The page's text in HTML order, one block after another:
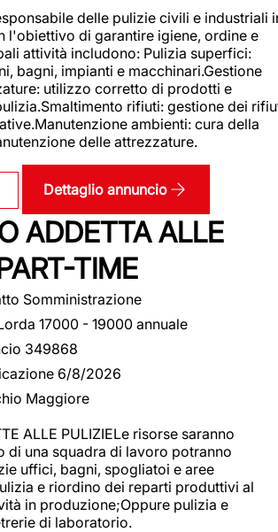
delle pulizie civili e industriali
l'obiettivo di garantire igiene, ordine e
attività includono: Pulizia superfici:
bagni, impianti e macchinari.Gestione
utilizzo corretto di prodotti e
rifiuti: gestione dei
ambienti: cura della
delle attrezzature.
Dettaglio annuncio
ADDETTA ALLE
TIME
Somministrazione
17000 - 19000 annuale
349868
6/8/2026
Maggiore
ALLE PULIZIELe risorse saranno
di una squadra di lavoro potranno
uffici, bagni, spogliatoi e aree
e riordino dei reparti produttivi al
in produzione;Oppure pulizia e
di laboratorio.